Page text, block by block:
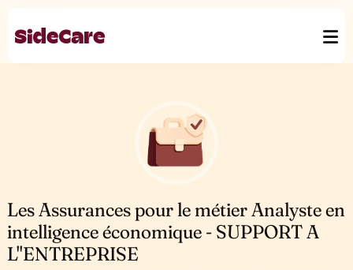
Les Assurances pour le métier Analyste en
intelligence économique - SUPPORT A
L''ENTREPRISE